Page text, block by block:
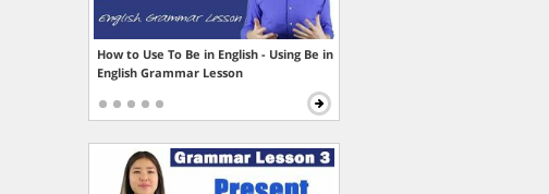
How to Use To Be in English - Using Be in
English Grammar Lesson